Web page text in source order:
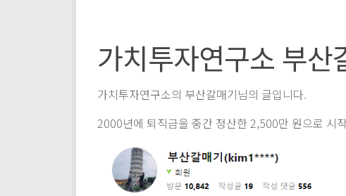
가치투자연구소 부산
가치투자연구소의 부산갈매기님의 글입니다.
2000년에 퇴직금을 중간 정산한 2,500만 원으로 시